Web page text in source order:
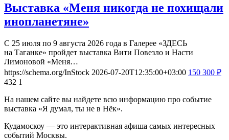
Выставка «Меня никогда не похищали
инопланетяне»
С 25 июля по 9 августа 2026 года в Галерее «ЗДЕСЬ
на Таганке» пройдет выставка Вити Повезло и Насти
Лимоновой «Меня…
https://schema.org/InStock 2026-07-20T12:35:00+03:00 150 300 ₽
432 1
На нашем сайте вы найдете всю информацию про событие
выставка «Я думал, ты не в Нёк».
Кудамоскоу — это интерактивная афиша самых интересных
событий Москвы.